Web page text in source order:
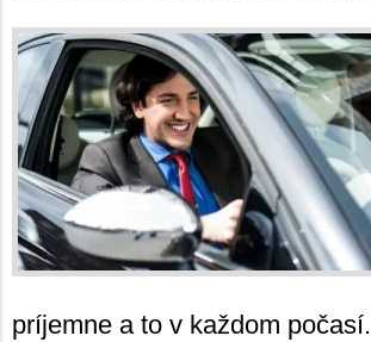
príjemne a to v každom počasí.